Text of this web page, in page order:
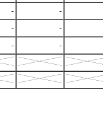
- -
- -
- -